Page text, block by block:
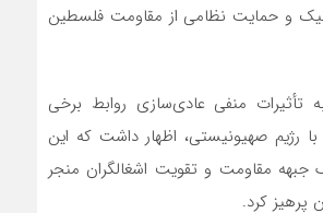
و حمایت نظامی از مقاومت فلسطین
تأثیرات منفی عادی‌سازی روابط برخی
رژیم صهیونیستی، اظهار داشت که این
جبهه مقاومت و تقویت اشغالگران منجر
پرهیز کرد.